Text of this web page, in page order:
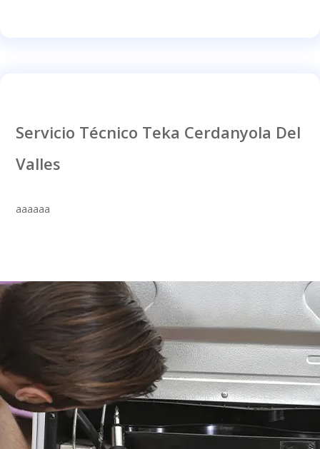
Servicio Técnico Teka Cerdanyola Del
Valles
aaaaaa